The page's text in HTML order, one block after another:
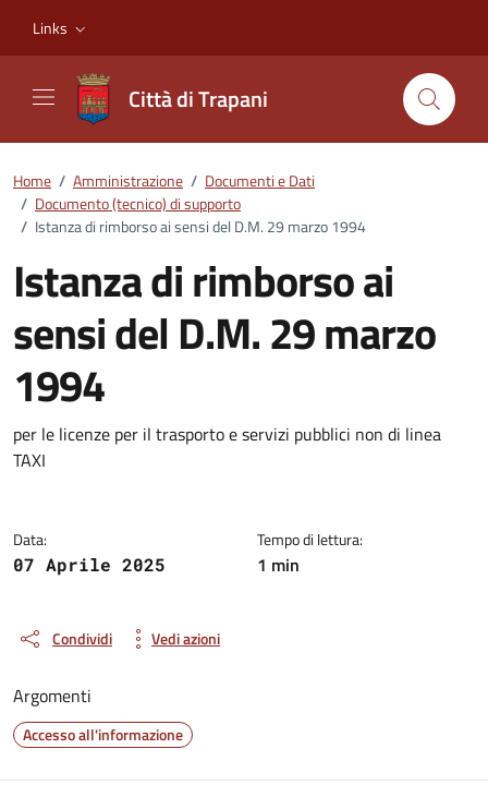
Links
Città di Trapani
Home / Amministrazione / Documenti e Dati
/ Documento (tecnico) di supporto
/ Istanza di rimborso ai sensi del D.M. 29 marzo 1994
Istanza di rimborso ai
sensi del D.M. 29 marzo
1994
Dettagli del documento
per le licenze per il trasporto e servizi pubblici non di linea
TAXI
Data:
07 Aprile 2025
Tempo di lettura:
1 min
Condividi Vedi azioni
Argomenti
Accesso all'informazione